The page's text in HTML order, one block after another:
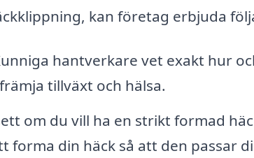
kan företag erbjuda
hantverkare vet exakt hur
tillväxt och hälsa.
om du vill ha en strikt formad
forma din häck så att den passar